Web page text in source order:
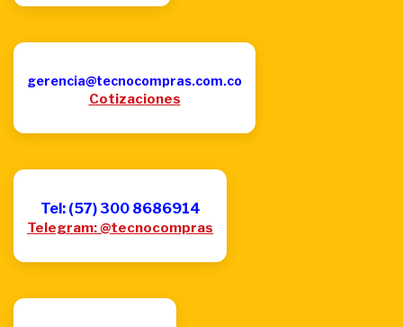
gerencia@tecnocompras.com.co
Cotizaciones
Tel: (57) 300 8686914
Telegram: @tecnocompras